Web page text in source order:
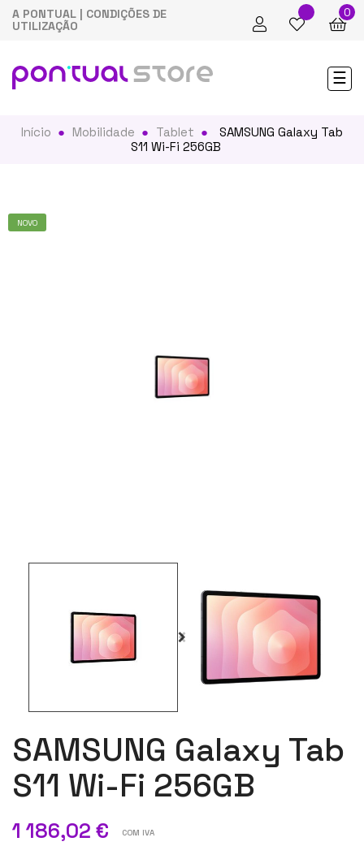
A PONTUAL | CONDIÇÕES DE
UTILIZAÇÃO
0
☰
Início Mobilidade Tablet
SAMSUNG Galaxy Tab
S11 Wi-Fi 256GB
NOVO
SAMSUNG Galaxy Tab
S11 Wi-Fi 256GB
1 186,02 € COM IVA